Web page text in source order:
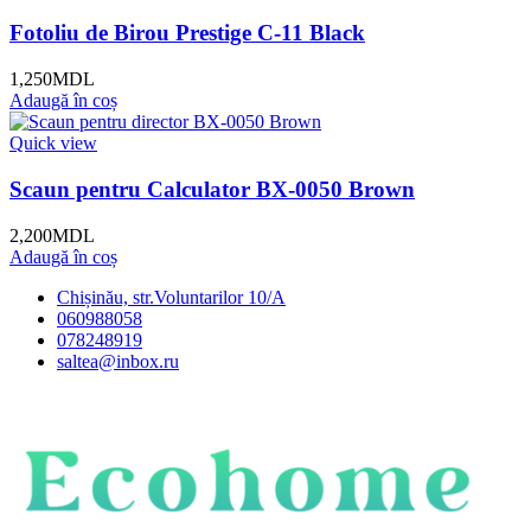
Fotoliu de Birou Prestige C-11 Black
1,250MDL
Adaugă în coș
Quick view
Scaun pentru Calculator BX-0050 Brown
2,200MDL
Adaugă în coș
Chișinău, str.Voluntarilor 10/A
060988058
078248919
saltea@inbox.ru